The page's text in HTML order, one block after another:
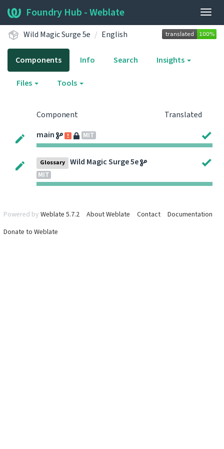
Foundry Hub - Weblate
Wild Magic Surge 5e English
Components Info Search Insights
Files Tools
Component
Translated
main
MIT
Glossary Wild Magic Surge 5e
MIT
Powered by Weblate 5.7.2 About Weblate Contact
Documentation
Donate to Weblate